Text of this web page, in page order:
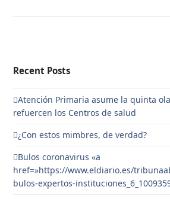
Recent Posts
Atención Primaria asume la quinta
refuercen los Centros de salud
¿Con estos mimbres, de verdad?
Bulos coronavirus «a
href=»https://www.eldiario.es/
bulos-expertos-